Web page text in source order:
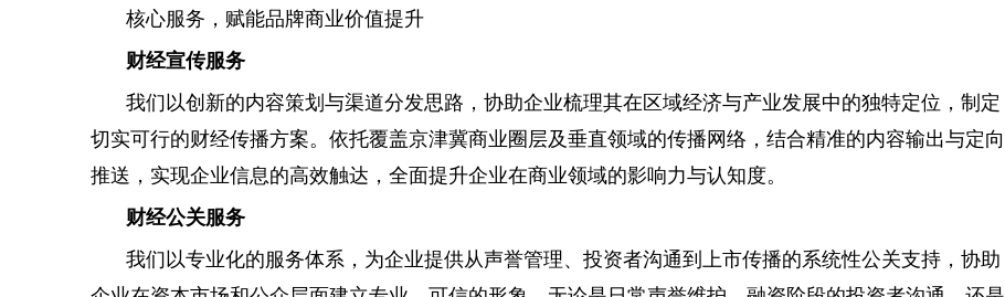
核心服务，赋能品牌商业价值提升
财经宣传服务
我们以创新的内容策划与渠道分发思路，协助企业梳理其在区域经济与产业发展中的独特定位，制定
切实可行的财经传播方案。依托覆盖京津冀商业圈层及垂直领域的传播网络，结合精准的内容输出与定向
推送，实现企业信息的高效触达，全面提升企业在商业领域的影响力与认知度。
财经公关服务
我们以专业化的服务体系，为企业提供从声誉管理、投资者沟通到上市传播的系统性公关支持，协助